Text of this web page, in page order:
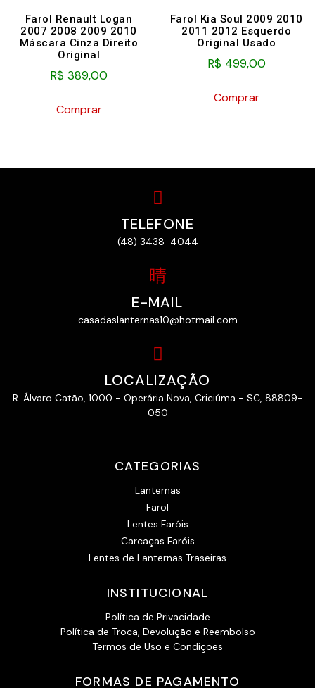
Farol Renault Logan
2007 2008 2009 2010
Máscara Cinza Direito
Original
R$ 389,00
Comprar
Farol Kia Soul 2009 2010
2011 2012 Esquerdo
Original Usado
R$499,00
Comprar
TELEFONE
(48) 3438-4044
E-MAIL
casadaslanternas10@hotmail.com
LOCALIZAÇÃO
R. Álvaro Catão, 1000 - Operária Nova, Criciúma - SC, 88809-
050
CATEGORIAS
Lanternas
Farol
Lentes Faróis
Carcaças Faróis
Lentes de Lanternas Traseiras
INSTITUCIONAL
Política de Privacidade
Política de Troca, Devolução e Reembolso
Termos de Uso e Condições
FORMAS DE PAGAMENTO